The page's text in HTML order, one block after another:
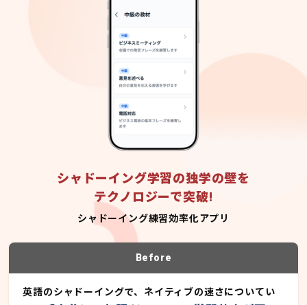
シャドーイング学習の独学の壁を
テクノロジーで突破!
シャドーイング練習効率化アプリ
Before
英語のシャドーイングで、ネイティブの速さについてい